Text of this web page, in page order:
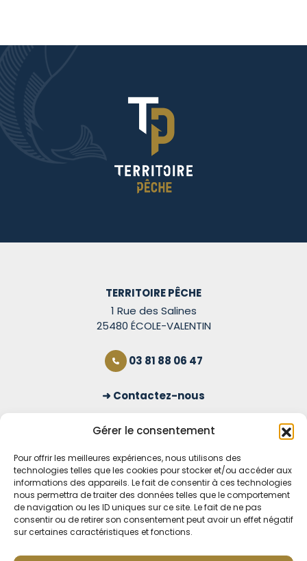
Gérer le consentement
Pour offrir les meilleures expériences, nous utilisons des
technologies telles que les cookies pour stocker et/ou accéder aux
informations des appareils. Le fait de consentir à ces technologies
nous permettra de traiter des données telles que le comportement
de navigation ou les ID uniques sur ce site. Le fait de ne pas
consentir ou de retirer son consentement peut avoir un effet négatif
sur certaines caractéristiques et fonctions.
TERRITOIRE PÊCHE
1 Rue des Salines
25480 ÉCOLE-VALENTIN
03 81 88 06 47
Contactez-nous
S'inscrire à la newsletter
OUVERT TOUS LES JOURS
Voir nos horaires
MENTIONS LÉGALES